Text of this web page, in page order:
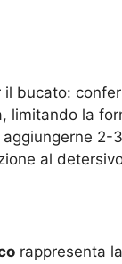
bucato:
limitando la
2-
al
rappresenta